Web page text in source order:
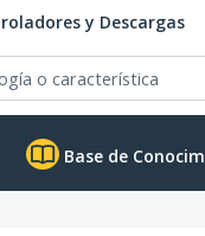
y Descargas
Base de